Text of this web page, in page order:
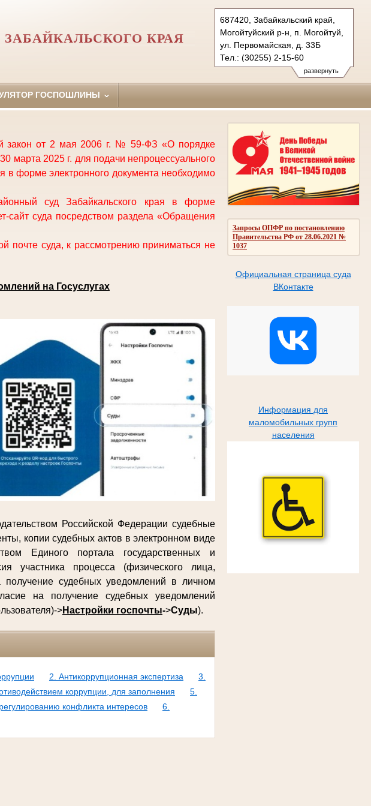
развернуть
687420, Забайкальский край,
Могойтуйский р-н, п. Могойтуй,
ул. Первомайская, д. 33Б
Тел.: (30255) 2-15-60
mogoytuysky.abao@sudrf.ru
КРАЯ
ГОСПОШЛИНЫ
Запросы ОПФР по постановлению
Правительства РФ от 28.06.2021 №
1037
Официальная страница суда
ВКонтакте
Информация для
маломобильных групп
населения
закон от 2 мая 2006 г. № 59-ФЗ «О порядке
марта 2025 г. для подачи непроцессуального
в форме электронного документа необходимо
суд Забайкальского края в форме
сайт суда посредством раздела «Обращения
почте суда, к рассмотрению приниматься не
на Госуслугах
Российской Федерации судебные
копии судебных актов в электронном виде
Единого портала государственных и
участника процесса (физического лица,
получение судебных уведомлений в личном
на получение судебных уведомлений
>Настройки госпочты->Суды).
2. Антикоррупционная экспертиза
3.
коррупции, для заполнения
5.
конфликта интересов
6.